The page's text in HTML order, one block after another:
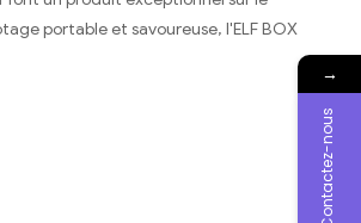
portable et savoureuse, l'ELF BOX
→
Contactez-nous